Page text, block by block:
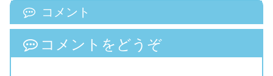
コメント
コメントをどうぞ